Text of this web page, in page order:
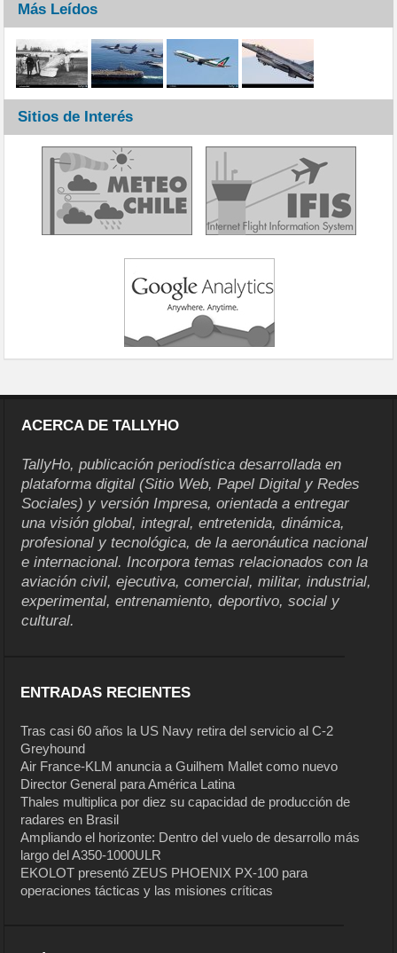
Más Leídos
Sitios de Interés
ACERCA DE TALLYHO
TallyHo, publicación periodística desarrollada en
plataforma digital (Sitio Web, Papel Digital y Redes
Sociales) y versión Impresa, orientada a entregar
una visión global, integral, entretenida, dinámica,
profesional y tecnológica, de la aeronáutica nacional
e internacional. Incorpora temas relacionados con la
aviación civil, ejecutiva, comercial, militar, industrial,
experimental, entrenamiento, deportivo, social y
cultural.
ENTRADAS RECIENTES
Tras casi 60 años la US Navy retira del servicio al C-2
Greyhound
Air France-KLM anuncia a Guilhem Mallet como nuevo
Director General para América Latina
Thales multiplica por diez su capacidad de producción de
radares en Brasil
Ampliando el horizonte: Dentro del vuelo de desarrollo más
largo del A350-1000ULR
EKOLOT presentó ZEUS PHOENIX PX-100 para
operaciones tácticas y las misiones críticas